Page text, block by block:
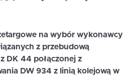
na wybór wykonawcy
z przebudową
DK 44 połączonej z
DW 934 z linią kolejową w